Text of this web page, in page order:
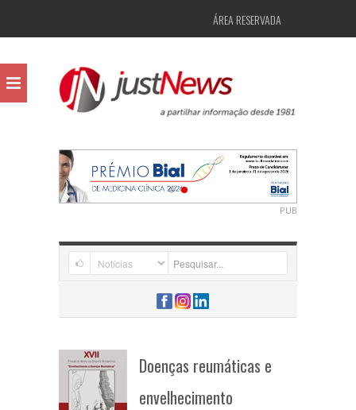
ÁREA RESERVADA
PUB
Doenças reumáticas e
envelhecimento